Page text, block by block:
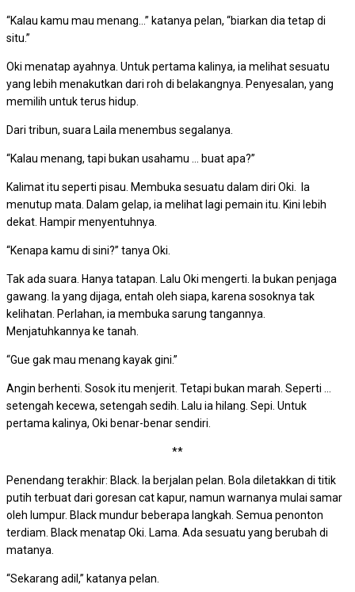
“Kalau kamu mau menang…” katanya pelan, “biarkan dia tetap di
situ.”
Oki menatap ayahnya. Untuk pertama kalinya, ia melihat sesuatu
yang lebih menakutkan dari roh di belakangnya. Penyesalan, yang
memilih untuk terus hidup.
Dari tribun, suara Laila menembus segalanya.
“Kalau menang, tapi bukan usahamu … buat apa?”
Kalimat itu seperti pisau. Membuka sesuatu dalam diri Oki. Ia
menutup mata. Dalam gelap, ia melihat lagi pemain itu. Kini lebih
dekat. Hampir menyentuhnya.
“Kenapa kamu di sini?” tanya Oki.
Tak ada suara. Hanya tatapan. Lalu Oki mengerti. Ia bukan penjaga
gawang. Ia yang dijaga, entah oleh siapa, karena sosoknya tak
kelihatan. Perlahan, ia membuka sarung tangannya.
Menjatuhkannya ke tanah.
“Gue gak mau menang kayak gini.”
Angin berhenti. Sosok itu menjerit. Tetapi bukan marah. Seperti …
setengah kecewa, setengah sedih. Lalu ia hilang. Sepi. Untuk
pertama kalinya, Oki benar-benar sendiri.
**
Penendang terakhir: Black. Ia berjalan pelan. Bola diletakkan di titik
putih terbuat dari goresan cat kapur, namun warnanya mulai samar
oleh lumpur. Black mundur beberapa langkah. Semua penonton
terdiam. Black menatap Oki. Lama. Ada sesuatu yang berubah di
matanya.
“Sekarang adil,” katanya pelan.